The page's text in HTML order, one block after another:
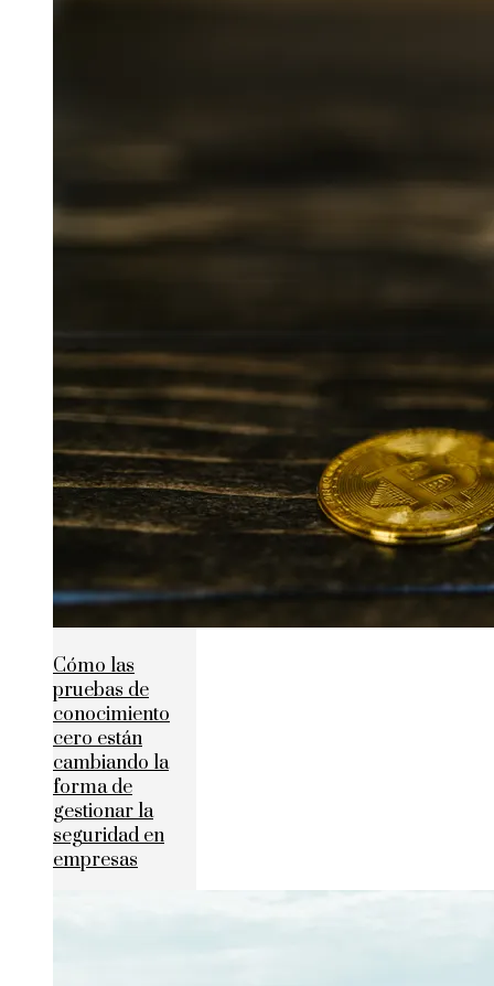
Cómo las
pruebas de
conocimiento
cero están
cambiando la
forma de
gestionar la
seguridad en
empresas